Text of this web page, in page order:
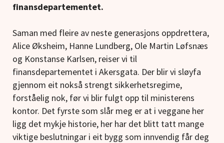
finansdepartementet.
Saman med fleire av neste generasjons oppdrettera,
Alice Øksheim, Hanne Lundberg, Ole Martin Løfsnæs
og Konstanse Karlsen, reiser vi til
finansdepartementet i Akersgata. Der blir vi sløyfa
gjennom eit nokså strengt sikkerhetsregime,
forståelig nok, før vi blir fulgt opp til ministerens
kontor. Det fyrste som slår meg er at i veggane her
ligg det mykje historie, her har det blitt tatt mange
viktige beslutningar i eit bygg som innvendig får deg